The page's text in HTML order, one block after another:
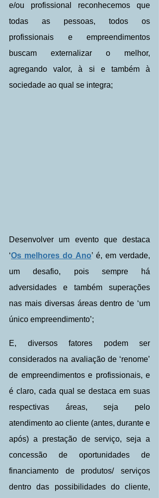
e/ou profissional reconhecemos que
todas as pessoas, todos os
profissionais e empreendimentos
buscam externalizar o melhor,
agregando valor, à si e também à
sociedade ao qual se integra;
Desenvolver um evento que destaca
‘Os melhores do Ano’ é, em verdade,
um desafio, pois sempre há
adversidades e também superações
nas mais diversas áreas dentro de ‘um
único empreendimento’;
E, diversos fatores podem ser
considerados na avaliação de ‘renome’
de empreendimentos e profissionais, e
é claro, cada qual se destaca em suas
respectivas áreas, seja pelo
atendimento ao cliente (antes, durante e
após) a prestação de serviço, seja a
concessão de oportunidades de
financiamento de produtos/ serviços
dentro das possibilidades do cliente,